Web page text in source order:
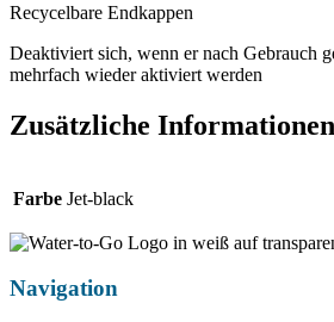
Recycelbare Endkappen
Deaktiviert sich, wenn er nach Gebrauch
mehrfach wieder aktiviert werden
Zusätzliche Informationen
Farbe Jet-black
Navigation